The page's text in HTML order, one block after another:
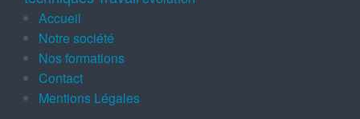
Accueil
Notre société
Nos formations
Contact
Mentions Légales